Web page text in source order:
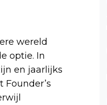
wereld
optie. In
en jaarlijks